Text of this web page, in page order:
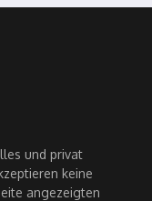
und privat
keine
angezeigten